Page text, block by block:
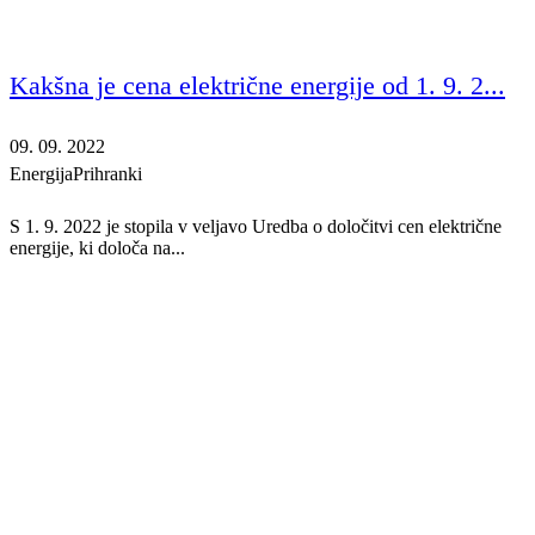
Kakšna je cena električne energije od 1. 9. 2...
09. 09. 2022
EnergijaPrihranki
S 1. 9. 2022 je stopila v veljavo Uredba o določitvi cen električne
energije, ki določa na...